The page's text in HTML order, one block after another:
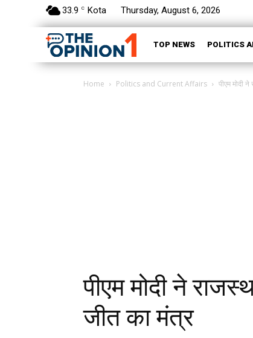
33.9 C Kota Thursday, August 6, 2026
TOP NEWS POLITICS
Home Politics and Current Affairs पीएम मोदी
पीएम मोदी ने
जीत का मंत्र